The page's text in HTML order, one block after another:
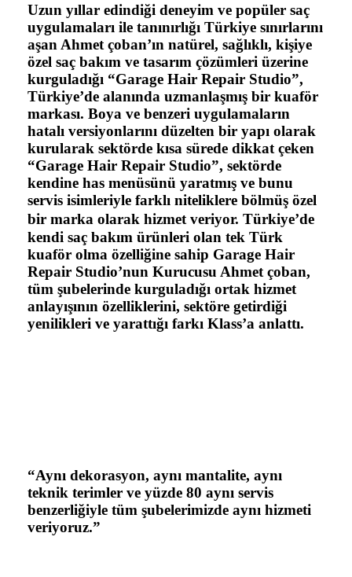
Uzun yıllar edindiği deneyim ve popüler saç
uygulamaları ile tanınırlığı Türkiye sınırlarını
aşan Ahmet çoban’ın natürel, sağlıklı, kişiye
özel saç bakım ve tasarım çözümleri üzerine
kurguladığı “Garage Hair Repair Studio”,
Türkiye’de alanında uzmanlaşmış bir kuaför
markası. Boya ve benzeri uygulamaların
hatalı versiyonlarını düzelten bir yapı olarak
kurularak sektörde kısa sürede dikkat çeken
“Garage Hair Repair Studio”, sektörde
kendine has menüsünü yaratmış ve bunu
servis isimleriyle farklı niteliklere bölmüş özel
bir marka olarak hizmet veriyor. Türkiye’de
kendi saç bakım ürünleri olan tek Türk
kuaför olma özelliğine sahip Garage Hair
Repair Studio’nun Kurucusu Ahmet çoban,
tüm şubelerinde kurguladığı ortak hizmet
anlayışının özelliklerini, sektöre getirdiği
yenilikleri ve yarattığı farkı Klass’a anlattı.
“Aynı dekorasyon, aynı mantalite, aynı
teknik terimler ve yüzde 80 aynı servis
benzerliğiyle tüm şubelerimizde aynı hizmeti
veriyoruz.”